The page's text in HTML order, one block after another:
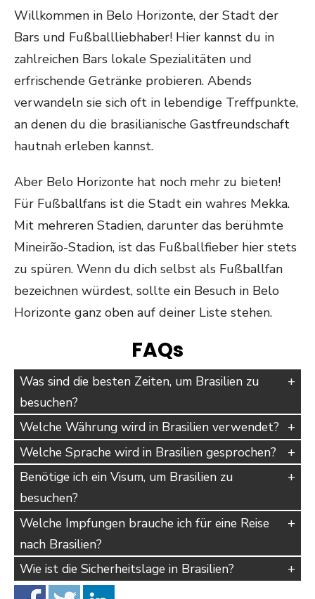
Willkommen in Belo Horizonte, der Stadt der
Bars und Fußballliebhaber! Hier kannst du in
zahlreichen Bars lokale Spezialitäten und
erfrischende Getränke probieren. Abends
verwandeln sie sich oft in lebendige Treffpunkte,
an denen du die brasilianische Gastfreundschaft
hautnah erleben kannst.
Aber Belo Horizonte hat noch mehr zu bieten!
Für Fußballfans ist die Stadt ein wahres Mekka.
Mit mehreren Stadien, darunter das berühmte
Mineirão-Stadion, ist das Fußballfieber hier stets
zu spüren. Wenn du dich selbst als Fußballfan
bezeichnen würdest, sollte ein Besuch in Belo
Horizonte ganz oben auf deiner Liste stehen.
FAQs
Was sind die besten Zeiten, um Brasilien zu
besuchen?
Welche Währung wird in Brasilien verwendet?
Welche Sprache wird in Brasilien gesprochen?
Benötige ich ein Visum, um Brasilien zu
besuchen?
Welche Impfungen brauche ich für eine Reise
nach Brasilien?
Wie ist die Sicherheitslage in Brasilien?